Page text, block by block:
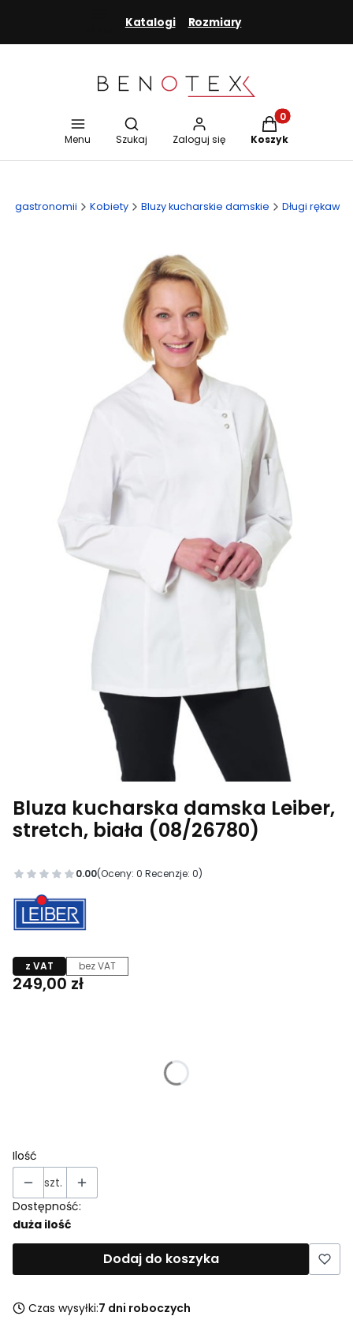
Katalogi Rozmiary
Menu
Otwórz wyszukiwarkę
Szukaj Zaloguj się
Produkty w
Koszyk
gastronomii Kobiety Bluzy kucharskie damskie Długi rękaw
Bluza kucharska damska Leiber,
stretch, biała (08/26780)
0.00(Oceny: 0 Recenzje: 0)
z VAT bez VAT
Cena
249,00 zł
Ilość
szt.
Dostępność:
duża ilość
Dodaj do koszyka
Czas wysyłki:7 dni roboczych